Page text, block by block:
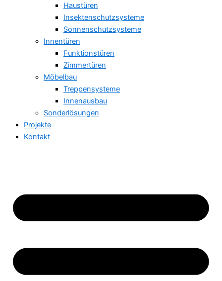
Haustüren
Insektenschutzsysteme
Sonnenschutzsysteme
Innentüren
Funktionstüren
Zimmertüren
Möbelbau
Treppensysteme
Innenausbau
Sonderlösungen
Projekte
Kontakt